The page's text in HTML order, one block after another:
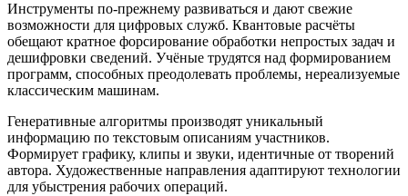
Инструменты по-прежнему развиваться и дают свежие
возможности для цифровых служб. Квантовые расчёты
обещают кратное форсирование обработки непростых задач и
дешифровки сведений. Учёные трудятся над формированием
программ, способных преодолевать проблемы, нереализуемые
классическим машинам.
Генеративные алгоритмы производят уникальный
информацию по текстовым описаниям участников.
Формирует графику, клипы и звуки, идентичные от творений
автора. Художественные направления адаптируют технологии
для убыстрения рабочих операций.